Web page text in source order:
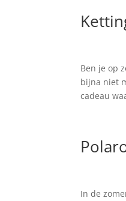
Ben je op
bijna niet
cadeau
In de